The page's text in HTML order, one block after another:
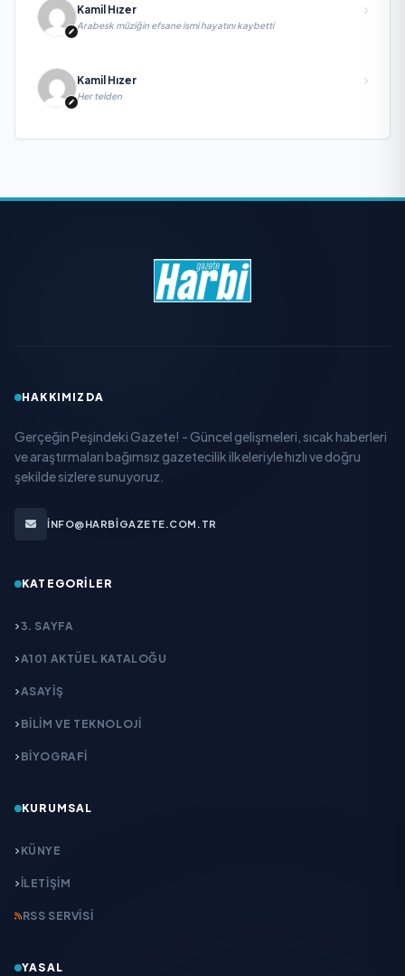
Kamil Hızer
Arabesk müziğin efsane ismi hayatını kaybetti
Kamil Hızer
Her telden
HAKKIMIZDA
Gerçeğin Peşindeki Gazete! - Güncel gelişmeleri, sıcak haberleri
ve araştırmaları bağımsız gazetecilik ilkeleriyle hızlı ve doğru
şekilde sizlere sunuyoruz.
INFO@HARBIGAZETE.COM.TR
KATEGORILER
3. SAYFA
A101 AKTÜEL KATALOĞU
ASAYİŞ
BİLİM VE TEKNOLOJİ
BİYOGRAFİ
KURUMSAL
KÜNYE
İLETIŞIM
RSS SERVISI
YASAL